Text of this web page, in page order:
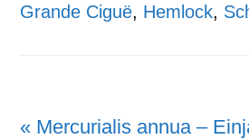
Grande Ciguë, Hemlock,
Vorheriger
« Mercurialis annua –